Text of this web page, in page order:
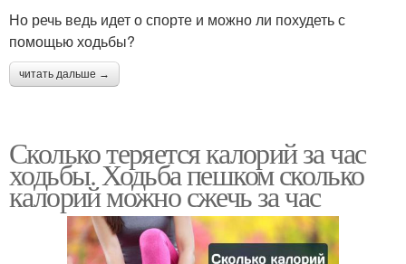
Но речь ведь идет о спорте и можно ли похудеть с
помощью ходьбы?
читать дальше →
Сколько теряется калорий за час
ходьбы. Ходьба пешком сколько
калорий можно сжечь за час